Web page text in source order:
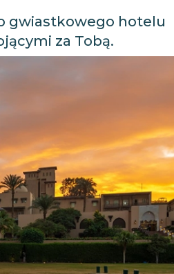
gwiastkowego hotelu
za Tobą.